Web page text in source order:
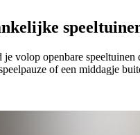
je volop openbare
of een middagje